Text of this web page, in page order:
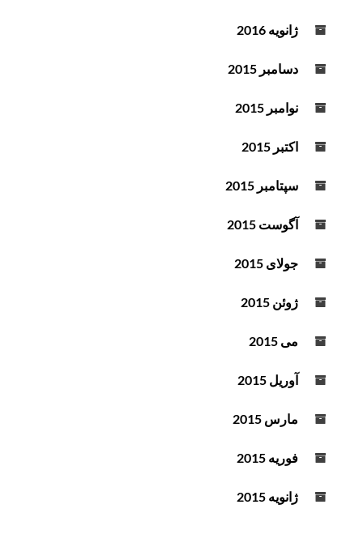
ژانویه 2016
دسامبر 2015
نوامبر 2015
اکتبر 2015
سپتامبر 2015
آگوست 2015
جولای 2015
ژوئن 2015
می 2015
آوریل 2015
مارس 2015
فوریه 2015
ژانویه 2015